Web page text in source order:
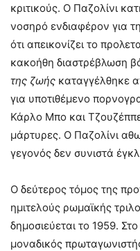
κριτικούς. Ο Παζολίνι
νοσηρό ενδιαφέρον για
ότι απεικονίζει το
κακοήθη διαστρέβλωση
της ζωής καταγγέλθηκε
για υποτιθέμενο
Κάρλο Μπο και
μάρτυρες. Ο Παζολίνι
γεγονός δεν συνιστά
Ο δεύτερος τόμος της
ημιτελούς ρωμαϊκής
δημοσιεύεται το 1959.
μοναδικός